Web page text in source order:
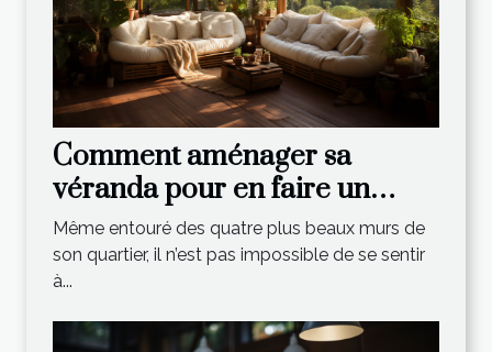
Comment aménager sa
véranda pour en faire un
espace de vie relaxant ?
Même entouré des quatre plus beaux murs de
son quartier, il n’est pas impossible de se sentir
à...